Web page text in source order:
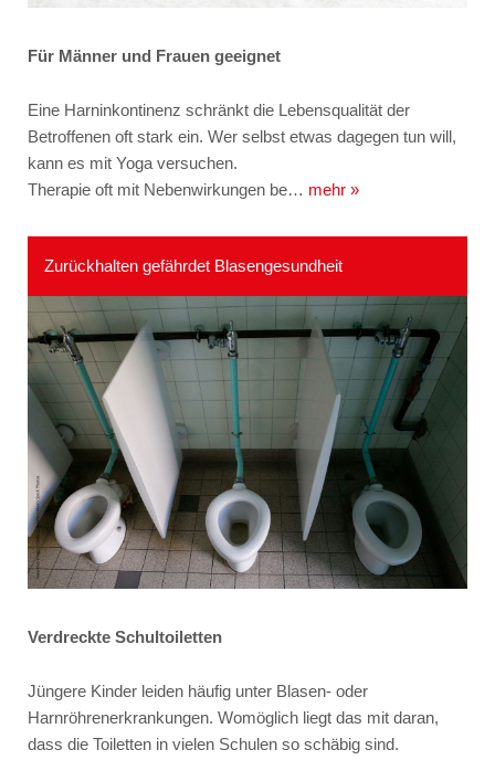
Für Männer und Frauen geeignet
Eine Harninkontinenz schränkt die Lebensqualität der
Betroffenen oft stark ein. Wer selbst etwas dagegen tun will,
kann es mit Yoga versuchen.
Therapie oft mit Nebenwirkungen be… mehr »
Zurückhalten gefährdet Blasengesundheit
Verdreckte Schultoiletten
Jüngere Kinder leiden häufig unter Blasen- oder
Harnröhrenerkrankungen. Womöglich liegt das mit daran,
dass die Toiletten in vielen Schulen so schäbig sind.